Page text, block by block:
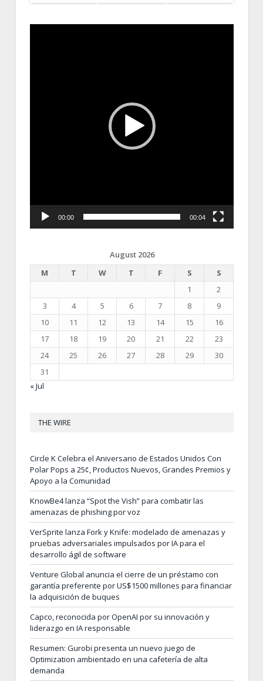
00:00 00:04
August 2026
M
T W T F S
S
1
2
3
4 5 6 7 8
9
10
11 12 13 14 15
16
17
18 19 20 21 22
23
24
25 26 27 28 29
30
31
« Jul
THE WIRE
Circle K Celebra el Aniversario de Estados Unidos Con
Polar Pops a 25¢, Productos Nuevos, Grandes Premios y
Apoyo a la Comunidad
KnowBe4 lanza “Spot the Vish” para combatir las
amenazas de phishing por voz
VerSprite lanza Fork y Knife: modelado de amenazas y
pruebas adversariales impulsados por IA para el
desarrollo ágil de software
Venture Global anuncia el cierre de un préstamo con
garantía preferente por US$1500 millones para financiar
la adquisición de buques
Capco, reconocida por OpenAI por su innovación y
liderazgo en IA responsable
Resumen: Gurobi presenta un nuevo juego de
Optimization ambientado en una cafetería de alta
demanda